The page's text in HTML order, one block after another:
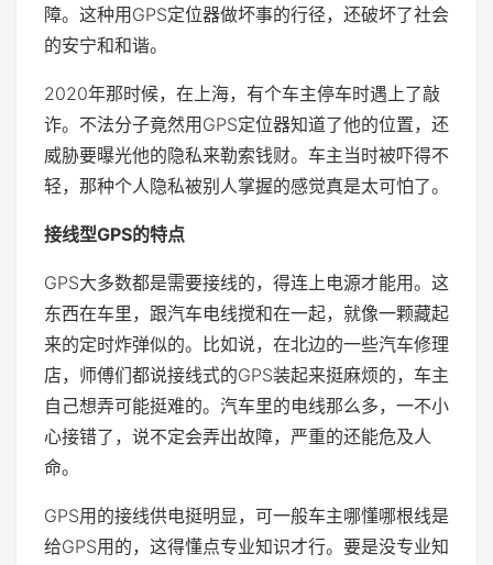
障。这种用GPS定位器做坏事的行径，还破坏了社会
的安宁和和谐。
2020年那时候，在上海，有个车主停车时遇上了敲
诈。不法分子竟然用GPS定位器知道了他的位置，还
威胁要曝光他的隐私来勒索钱财。车主当时被吓得不
轻，那种个人隐私被别人掌握的感觉真是太可怕了。
接线型GPS的特点
GPS大多数都是需要接线的，得连上电源才能用。这
东西在车里，跟汽车电线搅和在一起，就像一颗藏起
来的定时炸弹似的。比如说，在北边的一些汽车修理
店，师傅们都说接线式的GPS装起来挺麻烦的，车主
自己想弄可能挺难的。汽车里的电线那么多，一不小
心接错了，说不定会弄出故障，严重的还能危及人
命。
GPS用的接线供电挺明显，可一般车主哪懂哪根线是
给GPS用的，这得懂点专业知识才行。要是没专业知